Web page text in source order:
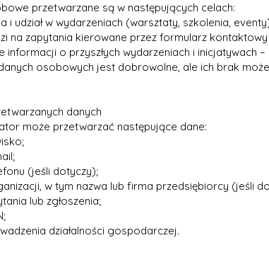
przetwarzane są w następujących celach:
i udział w wydarzeniach (warsztaty, szkolenia,
na zapytania kierowane przez formularz
informacji o przyszłych wydarzeniach i inicjatywach
osobowych jest dobrowolne, ale ich brak
danych
może przetwarzać następujące dane:
(jeśli dotyczy);
w tym nazwa lub firma przedsiębiorcy (jeśli
lub zgłoszenia;
działalności gospodarczej.